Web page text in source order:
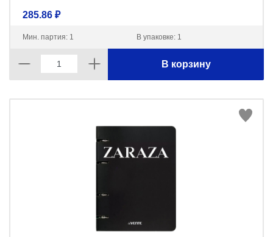
285.86 ₽
Мин. партия: 1 В упаковке: 1
В корзину